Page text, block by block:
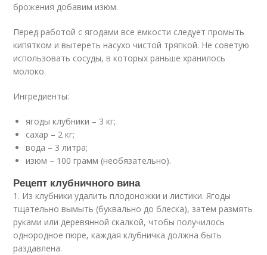
брожения добавим изюм.
Перед работой с ягодами все емкости следует промыть
кипятком и вытереть насухо чистой тряпкой. Не советую
использовать сосуды, в которых раньше хранилось
молоко.
Ингредиенты:
ягоды клубники – 3 кг;
сахар – 2 кг;
вода – 3 литра;
изюм – 100 грамм (необязательно).
Рецепт клубничного вина
1. Из клубники удалить плодоножки и листики. Ягоды
тщательно вымыть (буквально до блеска), затем размять
руками или деревянной скалкой, чтобы получилось
однородное пюре, каждая клубничка должна быть
раздавлена.